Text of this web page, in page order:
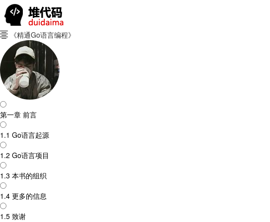
 《精通Go语言编程》
第一章 前言
1.1 Go语言起源
1.2 Go语言项目
1.3 本书的组织
1.4 更多的信息
1.5 致谢